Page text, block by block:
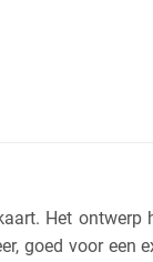
Het
goed voor